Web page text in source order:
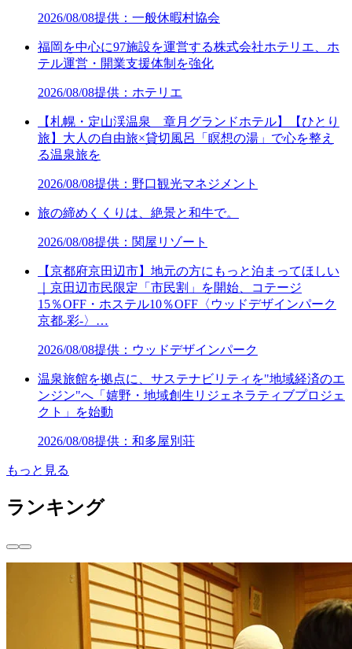
2026/08/08提供：一般休暇村協会
福岡を中心に97施設を運営する株式会社ホテリエ、ホ
テル運営・開業支援体制を強化
2026/08/08提供：ホテリエ
【札幌・定山渓温泉 章月グランドホテル】【ひとり
旅】大人の自由旅×貸切風呂「瞑想の湯」で心を整え
る温泉旅を
2026/08/08提供：野口観光マネジメント
旅の締めくくりは、絶景と和牛で。
2026/08/08提供：関屋リゾート
【京都府京田辺市】地元の方にもっと泊まってほしい
｜京田辺市民限定「市民割」を開始、コテージ
15％OFF・ホステル10％OFF〈ウッドデザインパーク
京都-彩-〉…
2026/08/08提供：ウッドデザインパーク
温泉旅館を拠点に、サステナビリティを"地域経済のエ
ンジン"へ「嬉野・地域創生リジェネラティブプロジェ
クト」を始動
2026/08/08提供：和多屋別荘
もっと見る
ランキング